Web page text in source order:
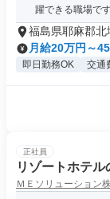
躍できる職場で
福島県耶麻郡北
月給20万円～
即日勤務OK 交通
正社員
リゾートホテ
ＭＥソリューション